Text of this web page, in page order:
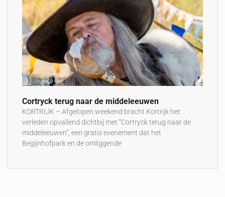
Cortryck terug naar de middeleeuwen
KORTRIJK – Afgelopen weekend bracht Kortrijk het
verleden opvallend dichtbij met “Cortryck terug naar de
middeleeuwen”, een gratis evenement dat het
Begijnhofpark en de omliggende